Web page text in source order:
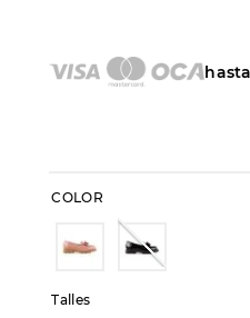
COLOR
Talles